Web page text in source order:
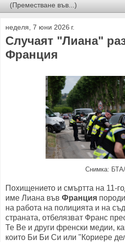
неделя, 7 юни 2026 г.
Случаят "Лиана"
Франция
Снимка:
Похищението и смъртта на 11-
име Лиана във Франция
на работа на полицията и на
страната, отбелязват Франс
Те Ве и други френски медии,
които Би Би Си или "Кориере